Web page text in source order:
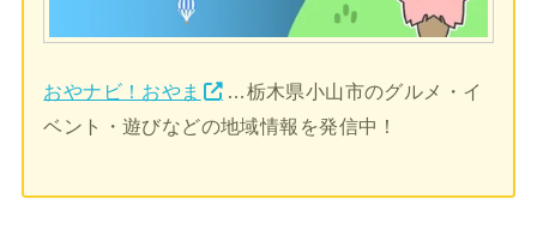
おやナビ！おやま
…栃木県小山市のグルメ・イ
ベント・遊びなどの地域情報を発信中！